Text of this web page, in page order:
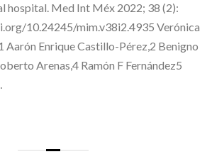
hospital. Med Int Méx 2022; 38 (2):
10.24245/mim.v38i2.4935 Verónica
Enrique Castillo-Pérez,2 Benigno
Arenas,4 Ramón F Fernández5